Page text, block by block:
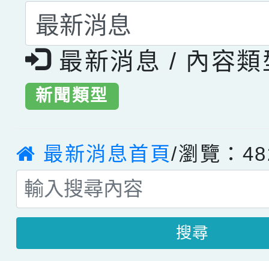
選擇後頁面內容會更
最新消息 / 內容類
新聞類型
最新消息首頁/瀏覽：
搜尋